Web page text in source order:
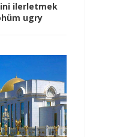
ilerletmek
ugry